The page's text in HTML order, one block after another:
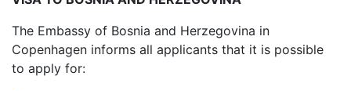
The Embassy of Bosnia and Herzegovina in
Copenhagen informs all applicants that it is possible
to apply for: